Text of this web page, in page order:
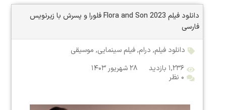
دانلود فیلم Flora and Son 2023 فلورا و پسرش با زیرنویس
فارسی
دانلود فیلم, درام,فیلم سینمایی, موسیقی
۱,۲۳۶ بازدید
۲۸ شهریور ۱۴۰۳
۰ نظر